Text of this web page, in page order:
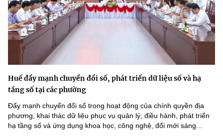
Huế đẩy mạnh chuyển đổi số, phát triển dữ liệu số và hạ
tầng số tại các phường
Đẩy mạnh chuyển đổi số trong hoạt động của chính quyền địa
phương, khai thác dữ liệu phục vụ quản lý, điều hành, phát triển
hạ tầng số và ứng dụng khoa học, công nghệ, đổi mới sáng...